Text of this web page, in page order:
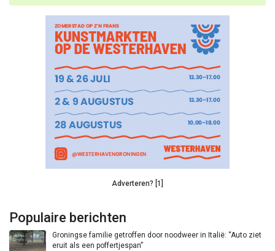
Adverteren? [1]
Populaire berichten
Groningse familie getroffen door noodweer in Italië: “Auto ziet
eruit als een poffertjespan”